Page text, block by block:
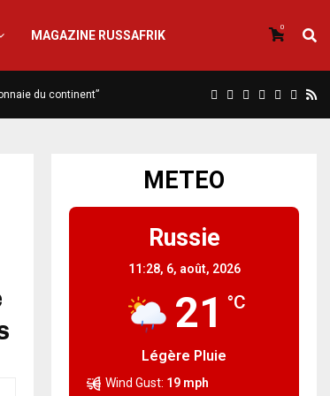
MAGAZINE RUSSAFRIK
0
du continent”
METEO
Russie
11:28, 6, août, 2026
21 °C
Légère Pluie
Wind Gust: 19 mph